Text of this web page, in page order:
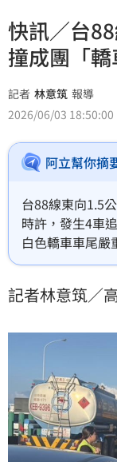
快訊／台
撞成團「
記者 林意筑 報導
2026/06/03 18:50:00
阿立幫你摘
台88線東向1.5
時許，發生4車
白色轎車車尾嚴
獲報趕抵，發現
記者林意筑／